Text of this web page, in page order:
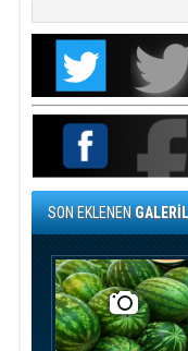
SON EKLENEN